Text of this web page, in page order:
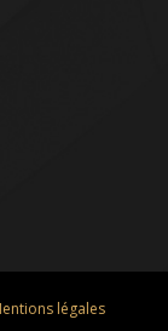
légales